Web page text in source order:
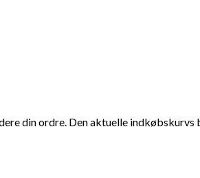
din ordre. Den aktuelle indkøbskurvs